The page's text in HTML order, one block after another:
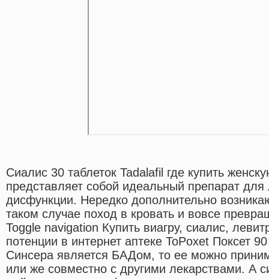
Сиалис 30 таблеток Tadalafil где купить
представляет собой идеальный препарат для
дисфункции. Нередко дополнительно
таком случае поход в кровать и вовсе
Toggle navigation Купить виагру, сиалис,
потенции в интернет аптеке ToPoxet Поксет
Синсера является БАДом, то ее можно
или же совместно с другими лекарствами. А